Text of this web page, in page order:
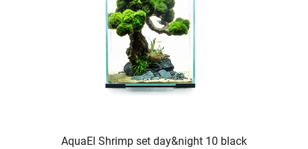
AquaEl Shrimp set day&night 10 black